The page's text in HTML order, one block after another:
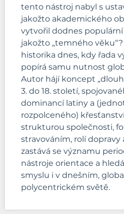
tento nástroj nabyl s
jakožto akademického
vytvořil dodnes
jakožto „temného
historika dnes, kdy řada
popírá samu nutnost
Autor hájí koncept
3. do 18. století,
dominancí latiny a
rozpolceného)
strukturou společnosti,
stravováním, rolí dopravy
zastává se významu
nástroje orientace a
smyslu i v dnešním,
polycentrickém světě.